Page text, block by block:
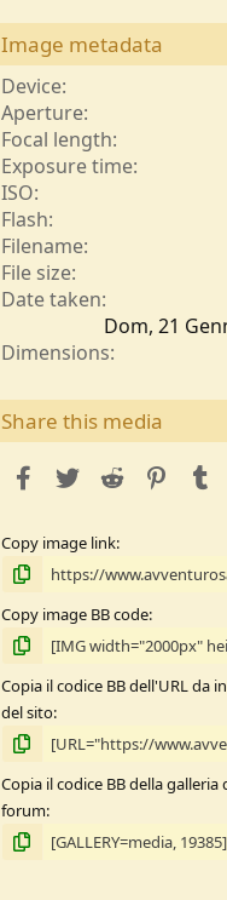
Image metadata
Device
Aperture
Focal length
Exposure time
ISO
Flash
Filename
File size
Date taken
Dom, 21
Dimensions
Share this media
facebookTwitterReddit
Copy image link
Copy image BB code
Copia il codice BB dell'URL da
del sito
Copia il codice BB della
forum